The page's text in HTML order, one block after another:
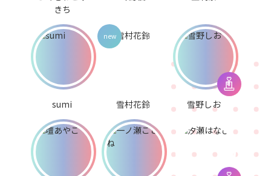
きち
sumi 雪村花鈴 雪野しお